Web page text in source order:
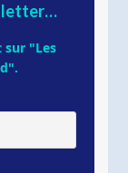
sur "Les